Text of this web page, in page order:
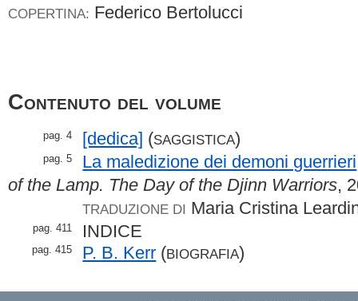
COPERTINA: Federico Bertolucci
Contenuto del volume
pag. 4 [dedica] (SAGGISTICA)
pag. 5 La maledizione dei demoni guerrieri
of the Lamp. The Day of the Djinn Warriors,
TRADUZIONE DI Maria Cristina
pag. 411 INDICE
pag. 415 P. B. Kerr (BIOGRAFIA)